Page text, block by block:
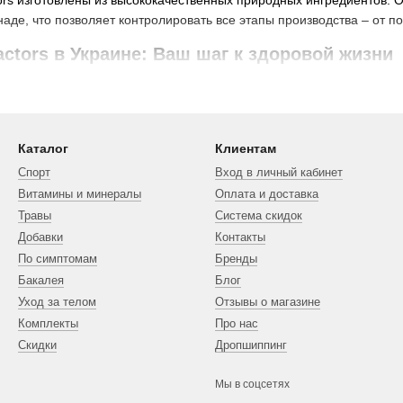
что позволяет контролировать все этапы производства – от
в Украине: Ваш шаг к здоровой жизни
состоит в их отношении к клиентам. Они не только создают
обеспечить их эффективность. Они также предоставляют
выбор.
Проверенное качество
из самых популярных запросов в поиске. И это
этого бренда. Положительные отзывы отражают надежность
– это инвестиция в ваше здоровье. Их высококачественные,
выбором для тех, кто стремится к здоровому образу
доступны всем.
Каталог
Спорт
Витамины и минералы
Травы
Добавки
По симптомам
Бакалея
Уход за телом
Комплекты
Скидки
Клиентам
Вход в личный кабинет
Оплата и доставка
Система скидок
Контакты
Бренды
Блог
Отзывы о магазине
Про нас
Дропшиппинг
Мы в соцсетях